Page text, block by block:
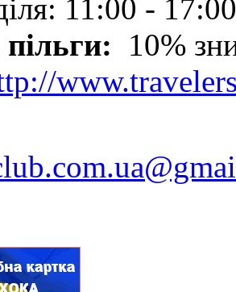
11:00 - 17:00
10%